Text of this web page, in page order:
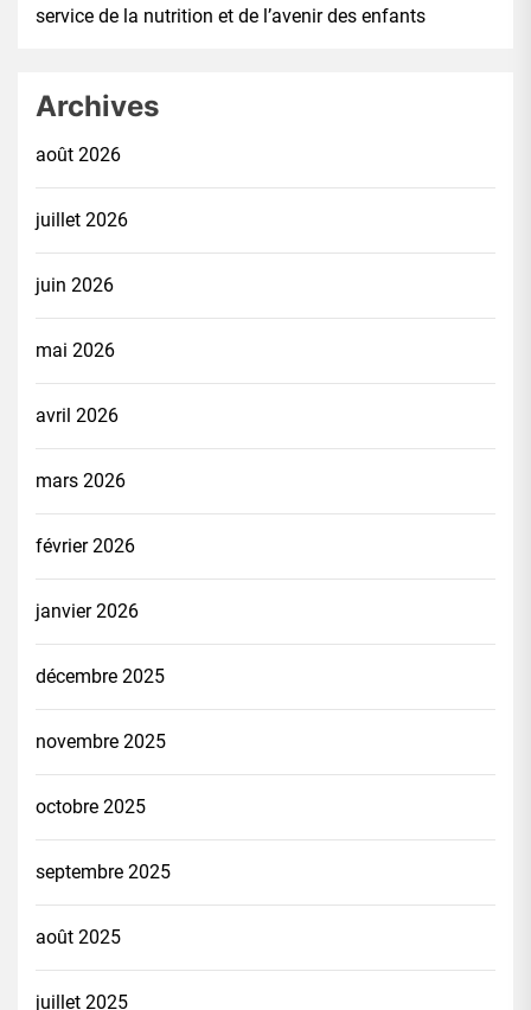
service de la nutrition et de l’avenir des enfants
Archives
août 2026
juillet 2026
juin 2026
mai 2026
avril 2026
mars 2026
février 2026
janvier 2026
décembre 2025
novembre 2025
octobre 2025
septembre 2025
août 2025
juillet 2025